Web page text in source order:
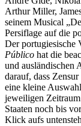
Arthur Miller,
seinem Musical
Persiflage auf die
Der portugiesische
Público hat die
und ausländischen
darauf, dass
eine kleine
jeweiligen
Staaten noch bis
Klick aufs